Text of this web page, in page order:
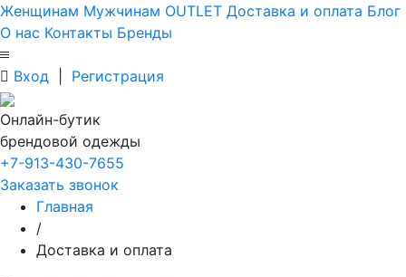
Женщинам Мужчинам OUTLET Доставка и оплата Блог
О нас Контакты Бренды
Вход Регистрация
Онлайн-бутик
брендовой одежды
+7-913-430-7655
Заказать звонок
Главная
/
Доставка и оплата